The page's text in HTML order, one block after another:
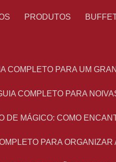
PRODUTOS
COMPLETO PARA UM
COMPLETO PARA
DE MÁGICO: COMO
PARA ORGANIZAR